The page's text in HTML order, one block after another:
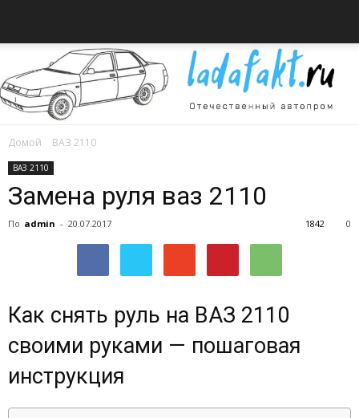
автомобилях
Домой ВАЗ 2110
ВАЗ 2110
Замена руля ваз 2110
По admin - 20.07.2017 0
1842
Как снять руль на ВАЗ 2110
своими руками — пошаговая
инструкция